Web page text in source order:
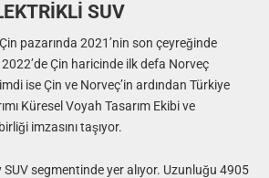
SUV
pazarında 2021’nin son çeyreğinde
2022’de Çin haricinde ilk defa Norveç
ise Çin ve Norveç’in ardından Türkiye
Küresel Voyah Tasarım Ekibi ve
imzasını taşıyor.
segmentinde yer alıyor. Uzunluğu 4905